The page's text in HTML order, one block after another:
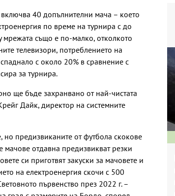
40 допълнителни мача – което
по време на турнира с до
мрежата също е по-малко, отколкото
телевизори, потреблението на
с около 20% в сравнение с
за турнира.
ще бъде захранвано от най-чистата
Дайк, директор на системните
предизвиканите от футбола скокове
мачове отдавна предизвикват резки
си приготвят закуски за мачовете и
на електроенергия скочи с 500
първенство през 2022 г. –